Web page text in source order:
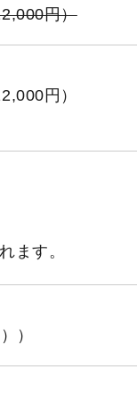
円）
円）
ます。
）